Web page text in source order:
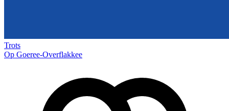
Trots
Op Goeree-Overflakkee